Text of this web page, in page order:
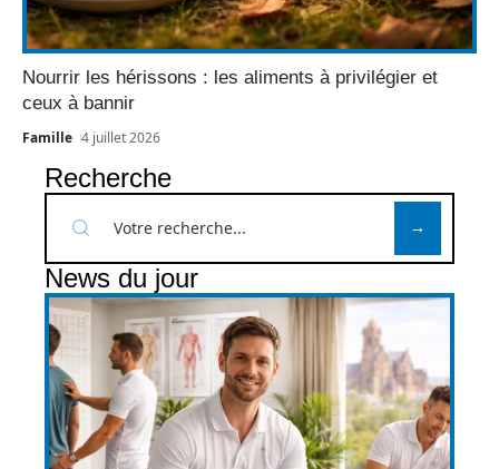
Nourrir les hérissons : les aliments à privilégier et
ceux à bannir
Famille 4 juillet 2026
Recherche
News du jour